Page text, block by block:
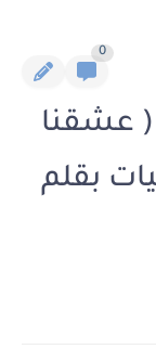
0
( عشقنا
بقلم